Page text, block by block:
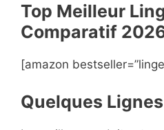
Top Meilleur
Comparatif
[amazon
Quelques